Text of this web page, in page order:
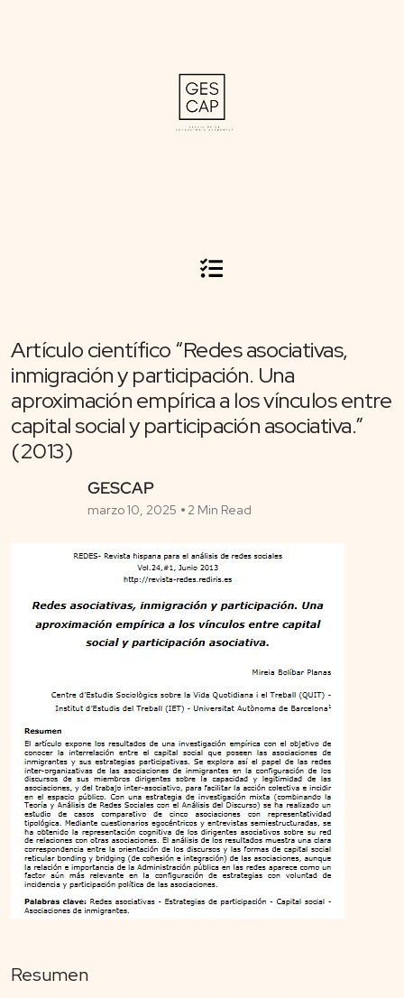
Artículo científico “Redes asociativas,
inmigración y participación. Una
aproximación empírica a los vínculos entre
capital social y participación asociativa.”
(2013)
GESCAP
marzo 10, 2025 2 Min Read
Resumen